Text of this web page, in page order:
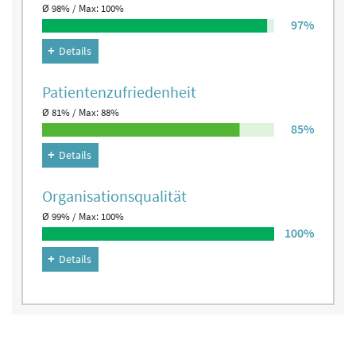
Ø 98% / Max: 100%
97%
Details
Patienten­zufriedenheit
Ø 81% / Max: 88%
85%
Details
Organisations­qualität
Ø 99% / Max: 100%
100%
Details